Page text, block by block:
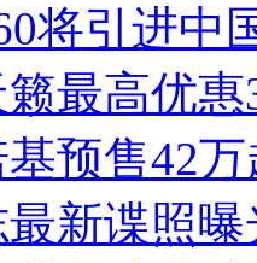
将引进中
最高优
预售42
新谍照